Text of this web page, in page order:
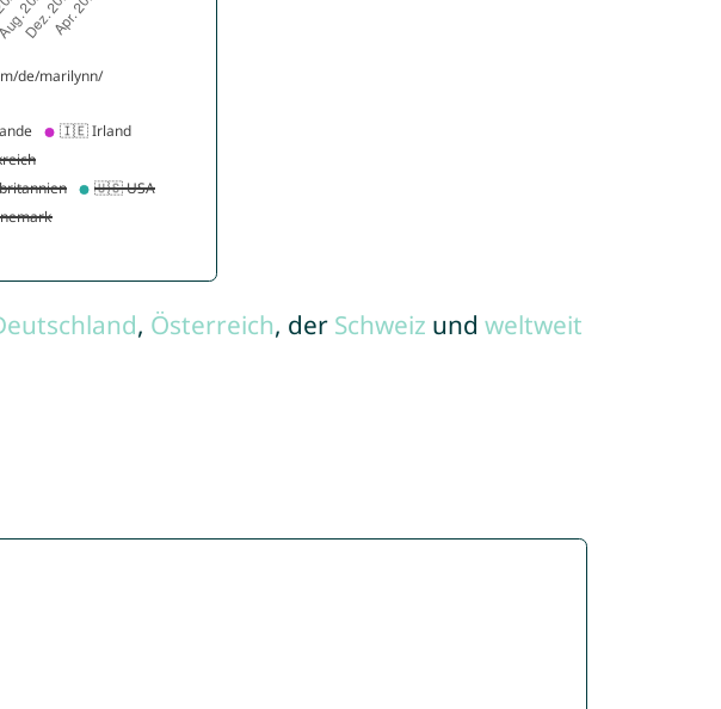
, Österreich, der Schweiz und weltweit